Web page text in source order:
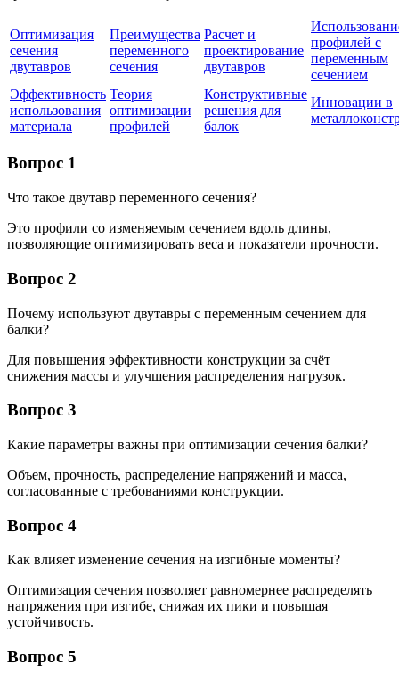
Оптимизация
сечения
двутавров
Преимущества
переменного
сечения
Расчет и
проектирование
двутавров
профилей с
переменным
сечением
Эффективность
использования
материала
Теория
оптимизации
профилей
Конструктивные
решения для
балок
Инновации в
Вопрос 1
Что такое двутавр переменного сечения?
Это профили со изменяемым сечением вдоль длины,
позволяющие оптимизировать веса и показатели прочности.
Вопрос 2
Почему используют двутавры с переменным сечением для
балки?
Для повышения эффективности конструкции за счёт
снижения массы и улучшения распределения нагрузок.
Вопрос 3
Какие параметры важны при оптимизации сечения балки?
Объем, прочность, распределение напряжений и масса,
согласованные с требованиями конструкции.
Вопрос 4
Как влияет изменение сечения на изгибные моменты?
Оптимизация сечения позволяет равномернее распределять
напряжения при изгибе, снижая их пики и повышая
устойчивость.
Вопрос 5